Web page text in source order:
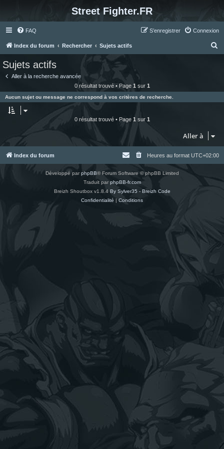
Street Fighter.FR
FAQ Connexion
S’enregistrer
Index du forum Rechercher Sujets actifs
e
r
Sujets actifs
Aller à la recherche avancée
0 résultat trouvé • Page 1 sur 1
Aucun sujet ou message ne correspond à vos critères de recherche.
0 résultat trouvé • Page 1 sur 1
Aller à
Index du forum Heures au format UTC+02:00
Développé parphpBB® Forum Software © phpBB Limited
Traduit parphpBB-fr.com
Breizh Shoutbox v1.8.4 By Sylver35 - Breizh Code
Confidentialité | Conditions